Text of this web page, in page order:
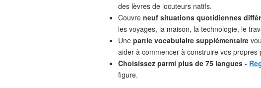
des lèvres de locuteurs natifs.
Couvre neuf situations quotidiennes
les voyages, la maison, la technologie, le
Une partie vocabulaire supplémentaire
aider à commencer à construire vos propres
Choisissez parmi plus de 75 langues -
figure.